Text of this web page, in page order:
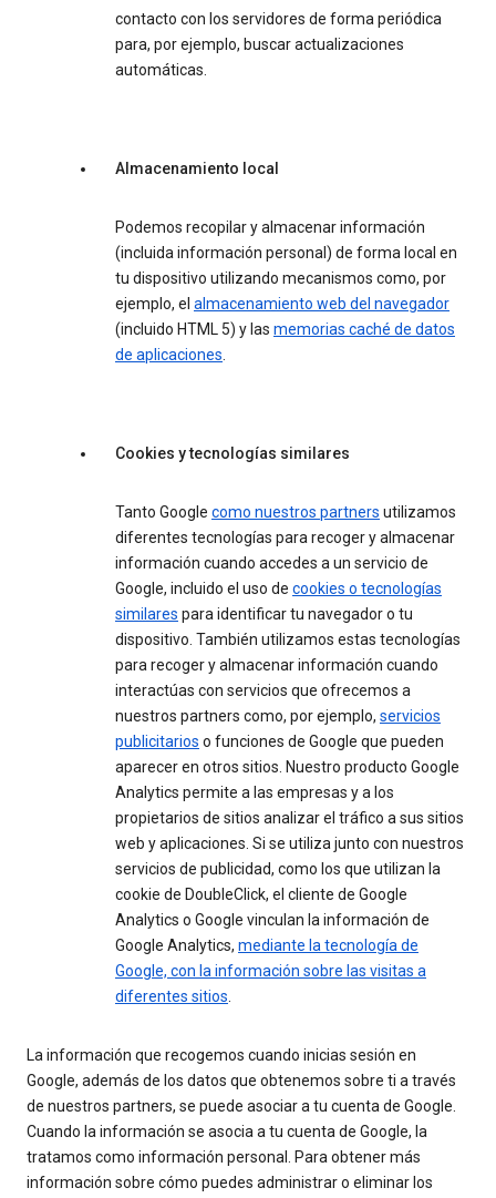
contacto con los servidores de forma periódica
para, por ejemplo, buscar actualizaciones
automáticas.
Almacenamiento local
Podemos recopilar y almacenar información
(incluida información personal) de forma local en
tu dispositivo utilizando mecanismos como, por
ejemplo, el almacenamiento web del navegador
(incluido HTML 5) y las memorias caché de datos
de aplicaciones.
Cookies y tecnologías similares
Tanto Google como nuestros partners utilizamos
diferentes tecnologías para recoger y almacenar
información cuando accedes a un servicio de
Google, incluido el uso de cookies o tecnologías
similares para identificar tu navegador o tu
dispositivo. También utilizamos estas tecnologías
para recoger y almacenar información cuando
interactúas con servicios que ofrecemos a
nuestros partners como, por ejemplo, servicios
publicitarios o funciones de Google que pueden
aparecer en otros sitios. Nuestro producto Google
Analytics permite a las empresas y a los
propietarios de sitios analizar el tráfico a sus sitios
web y aplicaciones. Si se utiliza junto con nuestros
servicios de publicidad, como los que utilizan la
cookie de DoubleClick, el cliente de Google
Analytics o Google vinculan la información de
Google Analytics, mediante la tecnología de
Google, con la información sobre las visitas a
diferentes sitios.
La información que recogemos cuando inicias sesión en
Google, además de los datos que obtenemos sobre ti a través
de nuestros partners, se puede asociar a tu cuenta de Google.
Cuando la información se asocia a tu cuenta de Google, la
tratamos como información personal. Para obtener más
información sobre cómo puedes administrar o eliminar los